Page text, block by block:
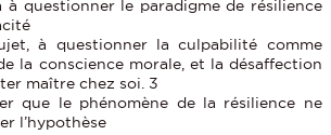
à questionner le paradigme de résilience
à questionner la culpabilité comme
la conscience morale, et la désaffection
maître chez soi. 3
que le phénomène de la résilience ne
l’hypothèse